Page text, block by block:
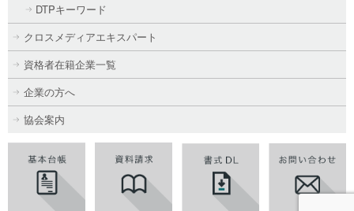
DTPキーワード
クロスメディアエキスパート
資格者在籍企業一覧
企業の方へ
協会案内